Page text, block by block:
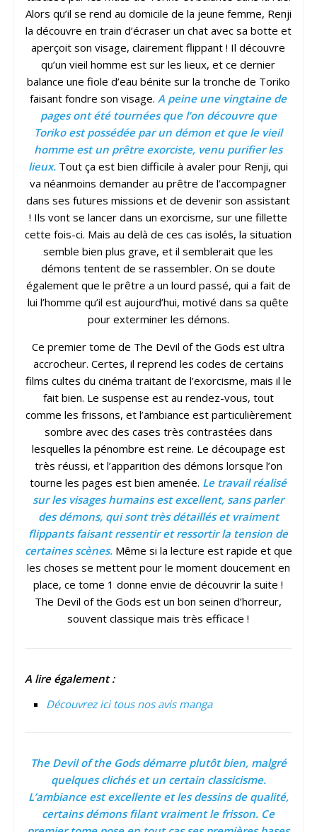
Alors qu’il se rend au domicile de la jeune femme, Renji
la découvre en train d’écraser un chat avec sa botte et
aperçoit son visage, clairement flippant ! Il découvre
qu’un vieil homme est sur les lieux, et ce dernier
balance une fiole d’eau bénite sur la tronche de Toriko
faisant fondre son visage.A peine une vingtaine de
pages ont été tournées que l’on découvre que
Toriko est possédée par un démon et que le vieil
homme est un prêtre exorciste, venu purifier les
lieux. Tout ça est bien difficile à avaler pour Renji, qui
va néanmoins demander au prêtre de l’accompagner
dans ses futures missions et de devenir son assistant
! Ils vont se lancer dans un exorcisme, sur une fillette
cette fois-ci. Mais au delà de ces cas isolés, la situation
semble bien plus grave, et il semblerait que les
démons tentent de se rassembler. On se doute
également que le prêtre a un lourd passé, qui a fait de
lui l’homme qu’il est aujourd’hui, motivé dans sa quête
pour exterminer les démons.
Ce premier tome de The Devil of the Gods est ultra
accrocheur. Certes, il reprend les codes de certains
films cultes du cinéma traitant de l’exorcisme, mais il le
fait bien. Le suspense est au rendez-vous, tout
comme les frissons, et l’ambiance est particulièrement
sombre avec des cases très contrastées dans
lesquelles la pénombre est reine. Le découpage est
très réussi, et l’apparition des démons lorsque l’on
tourne les pages est bien amenée. Le travail réalisé
sur les visages humains est excellent, sans parler
des démons, qui sont très détaillés et vraiment
flippants faisant ressentir et ressortir la tension de
certaines scènes.Même si la lecture est rapide et que
les choses se mettent pour le moment doucement en
place, ce tome 1 donne envie de découvrir la suite !
The Devil of the Gods est un bon seinen d’horreur,
souvent classique mais très efficace !
A lire également :
Découvrez ici tous nos avis manga
The Devil of the Gods démarre plutôt bien, malgré
quelques clichés et un certain classicisme.
L’ambiance est excellente et les dessins de qualité,
certains démons filant vraiment le frisson. Ce